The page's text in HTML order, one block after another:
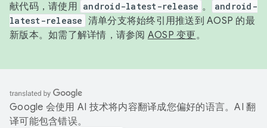
献代码，请使用 android-latest-release 。
android-
latest-release 清单分支将始终引用推送到 AOSP 的最
新版本。如需了解详情，请参阅 AOSP 变更。
Google 会使用 AI 技术将内容翻译成您偏好的语言。AI 翻
译可能包含错误。